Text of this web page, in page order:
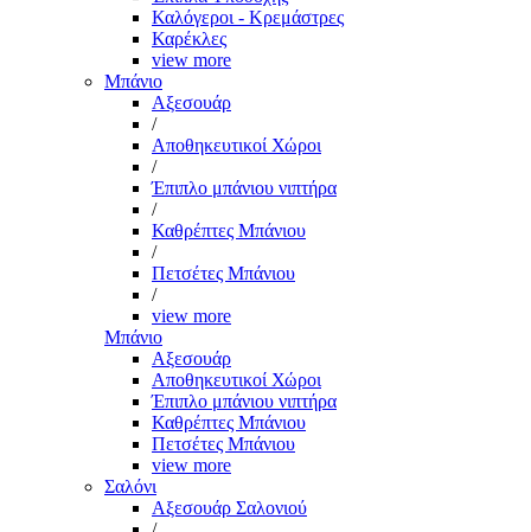
Καλόγεροι - Κρεμάστρες
Καρέκλες
view more
Μπάνιο
Αξεσουάρ
/
Αποθηκευτικοί Χώροι
/
Έπιπλο μπάνιου νιπτήρα
/
Καθρέπτες Μπάνιου
/
Πετσέτες Μπάνιου
/
view more
Μπάνιο
Αξεσουάρ
Αποθηκευτικοί Χώροι
Έπιπλο μπάνιου νιπτήρα
Καθρέπτες Μπάνιου
Πετσέτες Μπάνιου
view more
Σαλόνι
Αξεσουάρ Σαλονιού